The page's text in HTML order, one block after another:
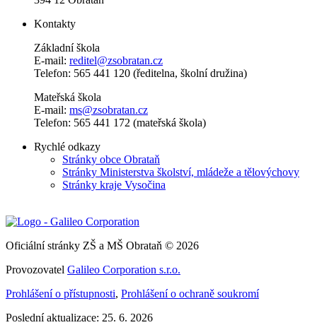
Kontakty
Základní škola
E-mail: reditel@zsobratan.cz
Telefon: 565 441 120 (ředitelna, školní družina)
Mateřská škola
E-mail: ms@zsobratan.cz
Telefon: 565 441 172 (mateřská škola)
Rychlé odkazy
Stránky obce Obrataň
Stránky Ministerstva školství, mládeže a tělovýchovy
Stránky kraje Vysočina
Oficiální stránky ZŠ a MŠ Obrataň © 2026
Provozovatel Galileo Corporation s.r.o.
Prohlášení o přístupnosti, Prohlášení o ochraně soukromí
Poslední aktualizace: 25. 6. 2026